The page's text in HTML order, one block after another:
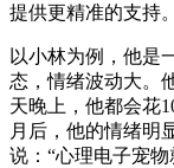
提供更精准的支持。
以小林为例，他是
态，情绪波动大。
天晚上，他都会花
月后，他的情绪明
说：“心理电子宠